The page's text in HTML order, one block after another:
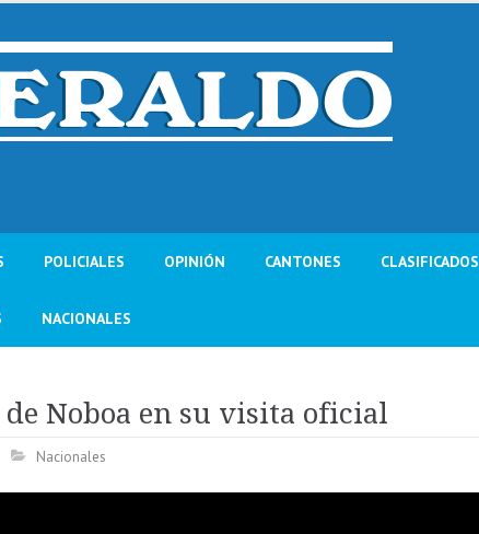
POLICIALES OPINIÓN CANTONES CLASIFICADOS
NACIONALES
de Noboa en su visita oficial
Nacionales